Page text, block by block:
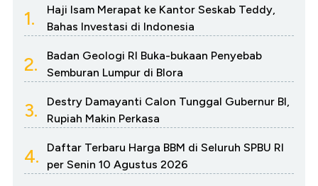
1.
Haji Isam Merapat ke Kantor Seskab Teddy,
Bahas Investasi di Indonesia
2.
Badan Geologi RI Buka-bukaan Penyebab
Semburan Lumpur di Blora
3.
Destry Damayanti Calon Tunggal Gubernur BI,
Rupiah Makin Perkasa
4.
Daftar Terbaru Harga BBM di Seluruh SPBU RI
per Senin 10 Agustus 2026